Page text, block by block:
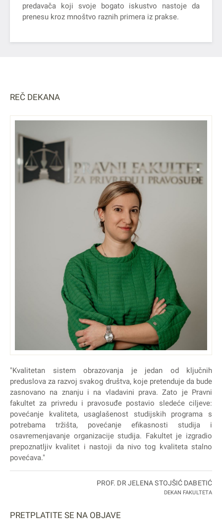
predavača koji svoje bogato iskustvo nastoje da
prenesu kroz mnoštvo raznih primera iz prakse.
REČ DEKANA
"Kvalitetan sistem obrazovanja je jedan od ključnih
preduslova za razvoj svakog društva, koje pretenduje da bude
zasnovano na znanju i na vladavini prava. Zato je Pravni
fakultet za privredu i pravosuđe postavio sledeće ciljeve:
povećanje kvaliteta, usaglašenost studijskih programa s
potrebama tržišta, povećanje efikasnosti studija i
osavremenjavanje organizacije studija. Fakultet je izgradio
prepoznatljiv kvalitet i nastoji da nivo tog kvaliteta stalno
povećava."
PROF. DR JELENA STOJŠIĆ DABETIĆ
DEKAN FAKULTETA
PRETPLATITE SE NA OBJAVE